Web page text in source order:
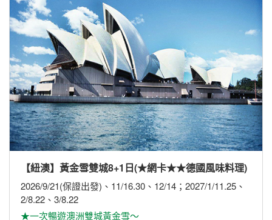
【紐澳】黃金雪雙城8+1日(★網卡★★德國風味料理)
2026/9/21(保證出發)、11/16.30、12/14；2027/1/11.25、
2/8.22、3/8.22
★一次暢遊澳洲雙城黃金雪～